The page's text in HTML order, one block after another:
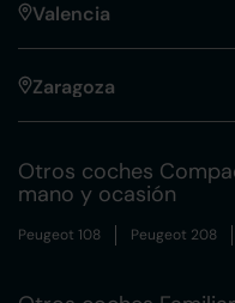
Valencia
Zaragoza
Otros coches
mano y ocasión
Peugeot 108 Peugeot 208